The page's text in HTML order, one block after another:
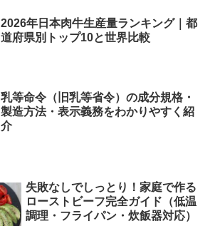
2026年日本肉牛生産量ランキング｜都
道府県別トップ10と世界比較
乳等命令（旧乳等省令）の成分規格・
製造方法・表示義務をわかりやすく紹
介
失敗なしでしっとり！家庭で作る
ローストビーフ完全ガイド（低温
調理・フライパン・炊飯器対応）